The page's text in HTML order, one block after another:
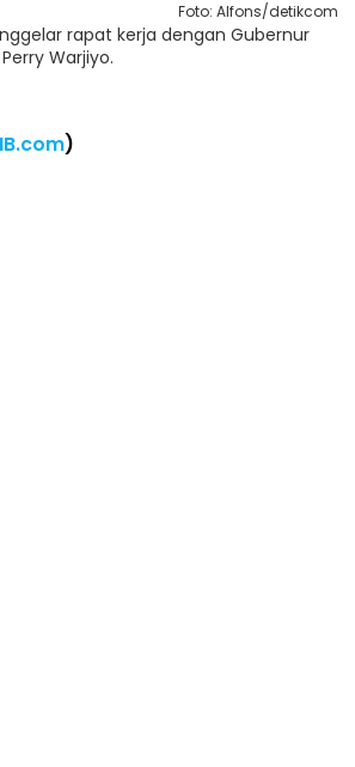
Foto: Alfons/detikcom
rapat kerja dengan Gubernur
Warjiyo.
)